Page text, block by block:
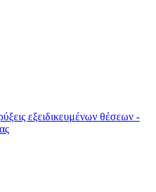
εξειδικευμένων θέσεων -